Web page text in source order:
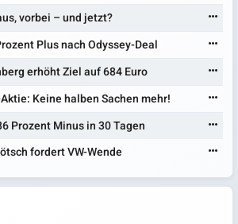
vorbei – und jetzt?
Plus nach Odyssey-Deal
erhöht Ziel auf 684 Euro
Keine halben Sachen mehr!
Prozent Minus in 30 Tagen
fordert VW-Wende